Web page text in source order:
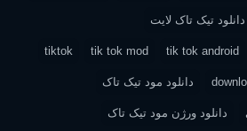
دانلود تیک تاک لایت
tik tok android
tik tok mod
tiktok
دانلود مود تیک تاک
دانلود ورژن مود تیک تاک